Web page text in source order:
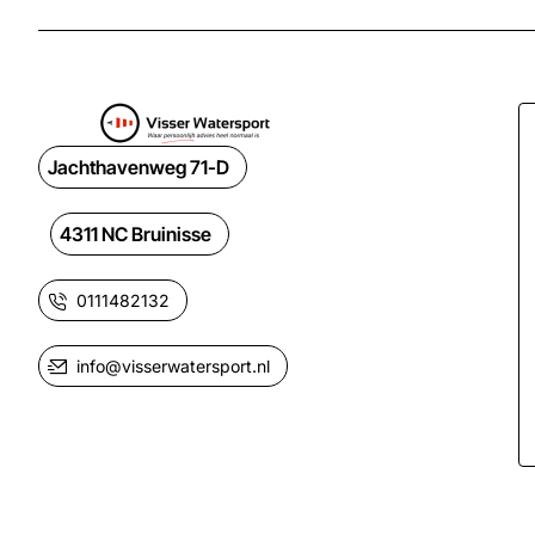
Jachthavenweg 71-D
4311 NC Bruinisse
0111482132
info@visserwatersport.nl